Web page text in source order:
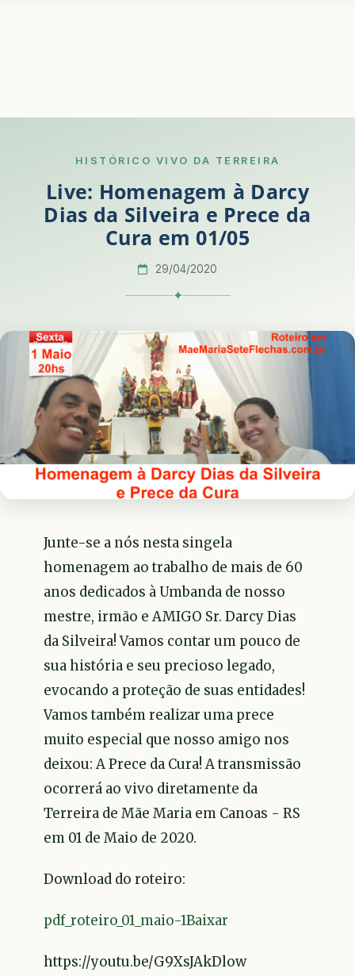
HISTÓRICO VIVO DA TERREIRA
Live: Homenagem à Darcy
Dias da Silveira e Prece da
Cura em 01/05
29/04/2020
✦
Junte-se a nós nesta singela
homenagem ao trabalho de mais de 60
anos dedicados à Umbanda de nosso
mestre, irmão e AMIGO Sr. Darcy Dias
da Silveira! Vamos contar um pouco de
sua história e seu precioso legado,
evocando a proteção de suas entidades!
Vamos também realizar uma prece
muito especial que nosso amigo nos
deixou: A Prece da Cura! A transmissão
ocorrerá ao vivo diretamente da
Terreira de Mãe Maria em Canoas - RS
em 01 de Maio de 2020.
Download do roteiro:
pdf_roteiro_01_maio-1Baixar
https://youtu.be/G9XsJAkDlow